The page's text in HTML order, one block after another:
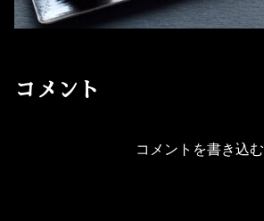
コメント
コメントを書き込む